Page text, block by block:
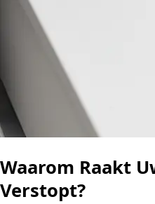
Waarom Raakt
Verstopt?